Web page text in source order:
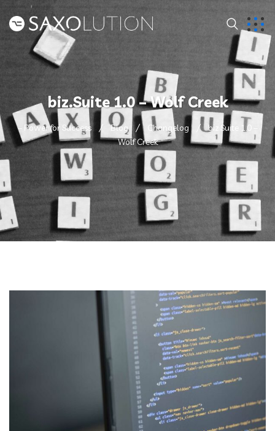
biz.Suite 1.0 – Wolf Creek
– Power for Success Blog Changelog
biz.Suite 1.0 –
Wolf Creek